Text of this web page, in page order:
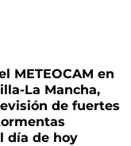
METEOCAM en
La Mancha,
de fuertes
día de hoy